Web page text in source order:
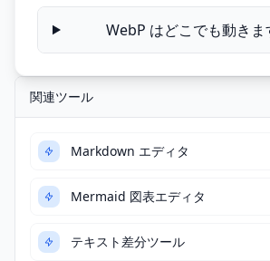
WebP はどこでも動きま
関連ツール
Markdown エディタ
Mermaid 図表エディタ
テキスト差分ツール